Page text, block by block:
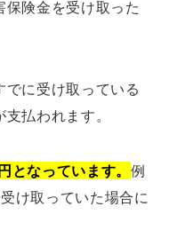
険金を受け取った
に受け取っている
払われます。
となっています。例
け取っていた場合に